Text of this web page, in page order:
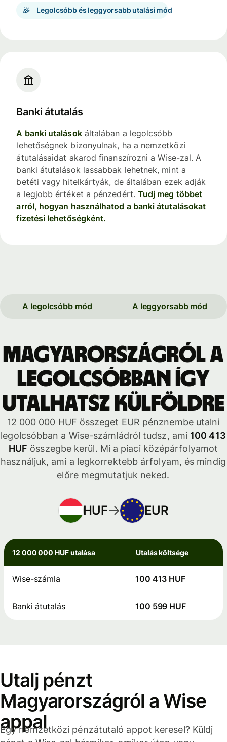
Legolcsóbb és leggyorsabb utalási mód
Banki átutalás
A banki utalásokáltalában a legolcsóbb
lehetőségnek bizonyulnak, ha a nemzetközi
átutalásaidat akarod finanszírozni a Wise-zal. A
banki átutalások lassabbak lehetnek, mint a
betéti vagy hitelkártyák, de általában ezek adják
a legjobb értéket a pénzedért. Tudj meg többet
arról, hogyan használhatod a banki átutalásokat
fizetési lehetőségként.
A legolcsóbb mód A leggyorsabb mód
Magyarországról a
legolcsóbban így
utalhatsz külföldre
12 000 000 HUF összeget EUR pénznembe utalni
legolcsóbban a Wise-számládról tudsz, ami 100 413
HUF összegbe kerül. Mi a piaci középárfolyamot
használjuk, ami a legkorrektebb árfolyam, és mindig
előre megmutatjuk neked.
HUF EUR
12 000 000 HUF utalása Utalás költsége
Wise-számla 100 413 HUF
Banki átutalás 100 599 HUF
Utalj pénzt
Magyarországról a Wise
appal
Egy nemzetközi pénzátutaló appot keresel? Küldj